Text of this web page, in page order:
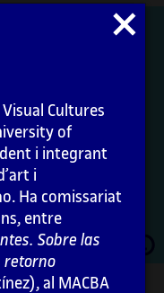
UOC
Iñigo
Obrir
Tancar
Cultures
of
i integrant
i
Ha comissariat
entre
Sobre las
retorno
al MACBA